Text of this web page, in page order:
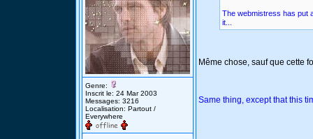
Genre:
Inscrit le: 24 Mar 2003
Messages: 3216
Localisation: Partout /
Everywhere
The webmistress has put
it...
Même chose, sauf que cette
Same thing, except that this